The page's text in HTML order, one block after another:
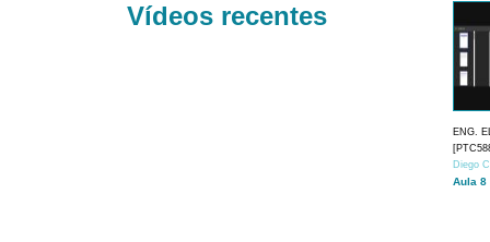
Vídeos recentes
ENG.
Diego
Aula 8